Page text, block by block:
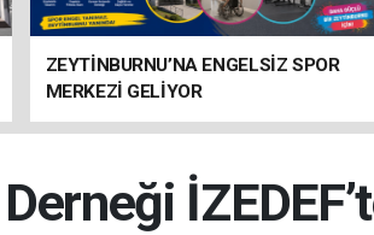
ZEYTİNBURNU’NA ENGELSİZ SPOR
MERKEZİ GELİYOR